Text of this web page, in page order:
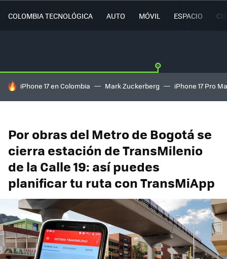
COLOMBIA TECNOLÓGICA AUTO MÓVIL ESPACIO
HOY SE HABLA DE
iPhone 17 en Colombia Mark Zuckerberg iPhone 17 Pro
Por obras del Metro de Bogotá se
cierra estación de TransMilenio
de la Calle 19: así puedes
planificar tu ruta con TransMiApp